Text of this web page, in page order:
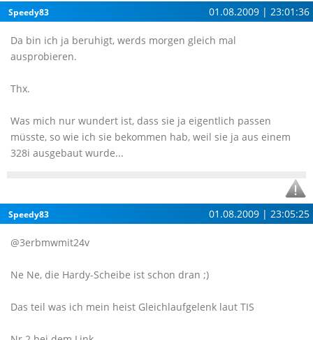
Speedy83 01.08.2009 | 23:01:36
Da bin ich ja beruhigt, werds morgen gleich mal
ausprobieren.
Thx.
Was mich nur wundert ist, dass sie ja eigentlich passen
müsste, so wie ich sie bekommen hab, weil sie ja aus einem
328i ausgebaut wurde...
Speedy83 01.08.2009 | 23:05:25
@3erbmwmit24v
Ne Ne, die Hardy-Scheibe ist schon dran ;)
Das teil was ich mein heist Gleichlaufgelenk laut TIS